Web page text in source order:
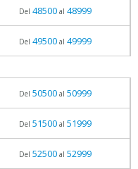
Del 48500al 48999
Del 49500al 49999
Del 50500al 50999
Del 51500al 51999
Del 52500al 52999